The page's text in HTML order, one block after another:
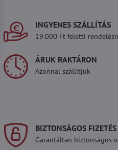
INGYENES SZÁLLÍTÁS
19.000 Ft feletti
ÁRUK RAKTÁRON
Azonnal szállítjuk
BIZTONSÁGOS FIZETÉS
Garantáltan biztonságos